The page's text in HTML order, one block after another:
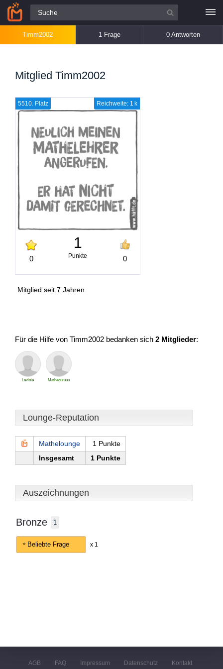
Alle Fragen
Timm2002 1 Frage 0 Antworten
Mitglied Timm2002
Reichweite: 1 k
5510. Platz
0
1
Punkte 0
Mitglied seit 7 Jahren
Für die Hilfe von Timm2002 bedanken sich 2 Mitglieder:
Lavinia Matheguruuu
Lounge-Reputation
Mathelounge
1 Punkte
Insgesamt
1 Punkte
Auszeichnungen
Bronze 1
Beliebte Frage x 1
AGB FAQ Impressum Datenschutz Kontakt